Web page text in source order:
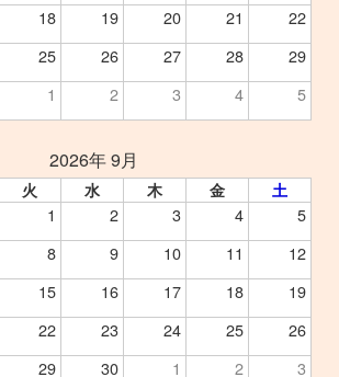
18 19 20 21
22
25 26 27 28
29
1 2 3 4 5
2026年 9月
火 水 木 金 土
1 2 3 4
5
8 9 10 11
12
15 16 17 18
19
22 23 24 25
26
29 30 1 2 3